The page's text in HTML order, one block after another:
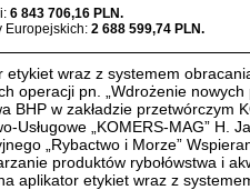
6 843 706,16 PLN.
Europejskich: 2 688 599,74 PLN.
etykiet wraz z systemem
operacji pn. „Wdrożenie
BHP w zakładzie przetwórczym
Usługowe „KOMERS-MAG” H.
„Rybactwo i Morze”
produktów rybołówstwa i
aplikator etykiet wraz z